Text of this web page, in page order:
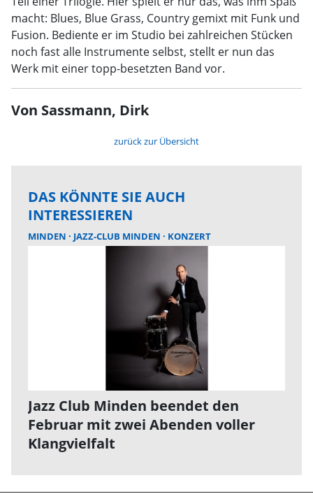
macht: Blues, Blue Grass, Country gemixt mit Funk und
Fusion. Bediente er im Studio bei zahlreichen Stücken
noch fast alle Instrumente selbst, stellt er nun das
Werk mit einer topp-besetzten Band vor.
Von Sassmann, Dirk
zurück zur Übersicht
DAS KÖNNTE SIE AUCH
INTERESSIEREN
MINDEN JAZZ-CLUB MINDEN KONZERT
Jazz Club Minden beendet den
Februar mit zwei Abenden voller
Klangvielfalt